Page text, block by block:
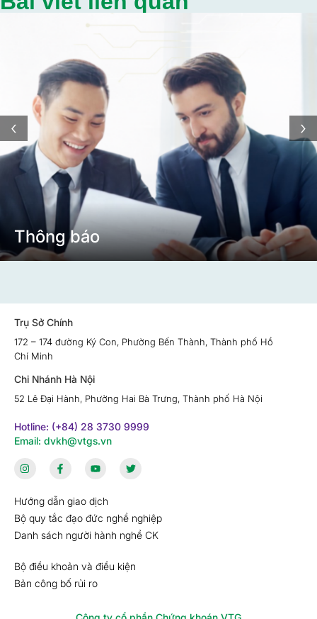
Thông báo
‹ ›
Trụ Sở Chính
172 – 174 đường Ký Con, Phường Bến Thành, Thành phố Hồ
Chí Minh
Chi Nhánh Hà Nội
52 Lê Đại Hành, Phường Hai Bà Trưng, Thành phố Hà Nội
Hotline: (+84) 28 3730 9999
Email: dvkh@vtgs.vn
Hướng dẫn giao dịch
Bộ quy tắc đạo đức nghề nghiệp
Danh sách người hành nghề CK
Bộ điều khoản và điều kiện
Bản công bố rủi ro